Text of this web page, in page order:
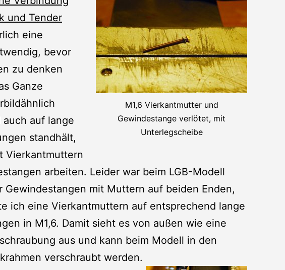
M1,6 Vierkantmutter und
Gewindestange verlötet, mit
Unterlegscheibe
und Tender
eine
bevor
zu denken
Ganze
auch auf lange
standhält,
Vierkantmuttern
arbeiten. Leider war beim LGB-Modell
Gewindestangen mit Muttern auf beiden Enden,
ich eine Vierkantmuttern auf entsprechend lange
in M1,6. Damit sieht es von außen wie eine
aus und kann beim Modell in den
verschraubt werden.